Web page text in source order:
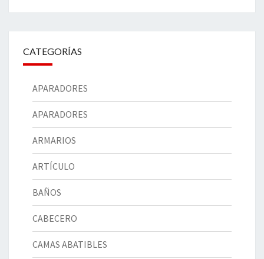
CATEGORÍAS
APARADORES
APARADORES
ARMARIOS
ARTÍCULO
BAÑOS
CABECERO
CAMAS ABATIBLES